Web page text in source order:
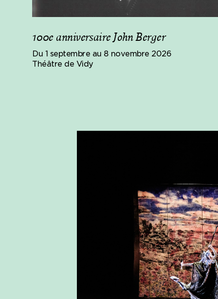
100e anniversaire John Berger
Du 1 septembre au 8 novembre 2026
Théâtre de Vidy